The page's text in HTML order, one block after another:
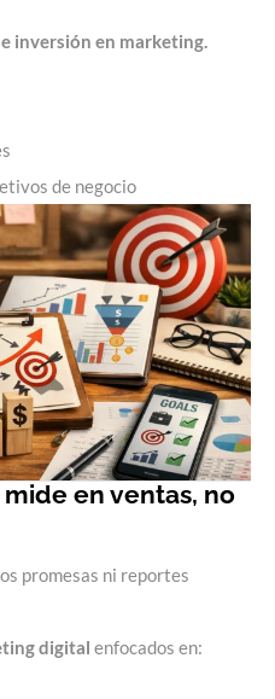
inversión en marketing.
de negocio
en ventas, no
promesas ni reportes
digital enfocados en: